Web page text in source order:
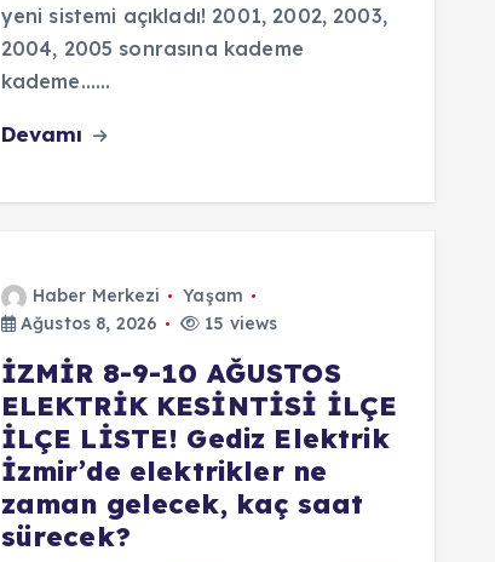
yeni sistemi açıkladı! 2001, 2002, 2003,
2004, 2005 sonrasına kademe
kademe……
Devamı
Haber Merkezi
Yaşam
Ağustos 8, 2026
15 views
İZMİR 8-9-10 AĞUSTOS
ELEKTRİK KESİNTİSİ İLÇE
İLÇE LİSTE! Gediz Elektrik
İzmir’de elektrikler ne
zaman gelecek, kaç saat
sürecek?